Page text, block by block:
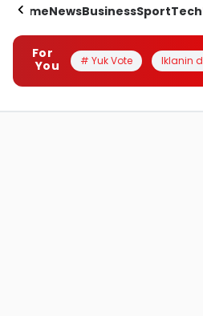
HomeNewsBusinessSportTech
For
You
# Yuk Vote Iklanin